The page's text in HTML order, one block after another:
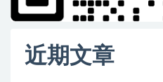
近期文章